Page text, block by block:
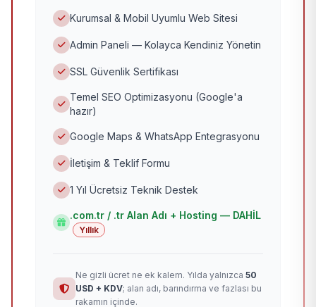
Kurumsal & Mobil Uyumlu Web Sitesi
Admin Paneli — Kolayca Kendiniz Yönetin
SSL Güvenlik Sertifikası
Temel SEO Optimizasyonu (Google'a
hazır)
Google Maps & WhatsApp Entegrasyonu
İletişim & Teklif Formu
1 Yıl Ücretsiz Teknik Destek
.com.tr / .tr Alan Adı + Hosting — DAHİL
Yıllık
Ne gizli ücret ne ek kalem. Yılda yalnızca 50
USD + KDV; alan adı, barındırma ve fazlası bu
rakamın içinde.